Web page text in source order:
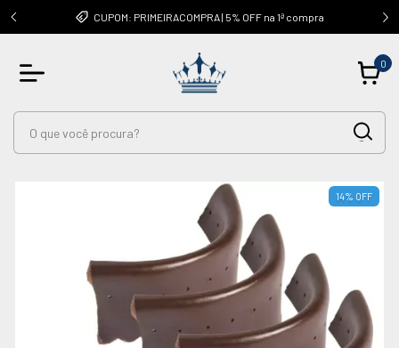
CUPOM: PRIMEIRACOMPRA | 5% OFF na 1ª compra
0
14% OFF